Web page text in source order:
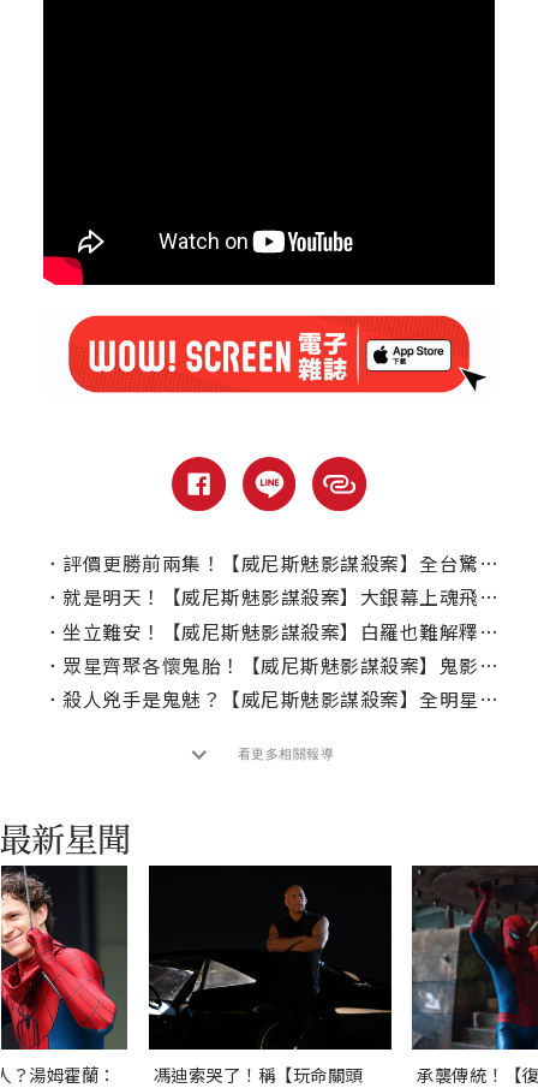
． 評價更勝前兩集！【威尼斯魅影謀殺案】全台驚破864萬首週新片票房登冠
． 就是明天！【威尼斯魅影謀殺案】大銀幕上魂飛魄散！
． 坐立難安！【威尼斯魅影謀殺案】白羅也難解釋的「靈異」懸案
． 眾星齊聚各懷鬼胎！【威尼斯魅影謀殺案】鬼影幢幢更勝前作
． 殺人兇手是鬼魅？【威尼斯魅影謀殺案】全明星卡司各懷鬼胎揭兇殺慘案
看更多相關報導
？湯姆霍蘭：
馮迪索哭了！稱【玩命關頭
承襲傳統！【